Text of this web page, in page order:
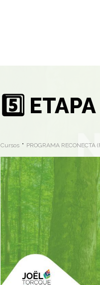
5️⃣
Cursos PROGRAMA RECONECTA